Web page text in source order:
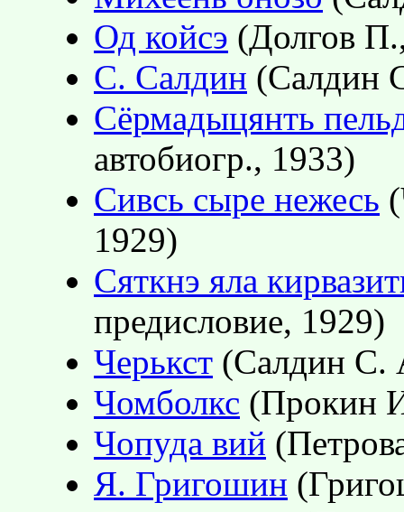
Од койсэ (Долгов
С. Салдин (Салдин
Сёрмадыцянть
автобиогр., 1933)
Сивсь сыре нежесь
1929)
Сяткнэ яла
предисловие, 1929)
Черькст (Салдин С.
Чомболкс (Прокин
Чопуда вий
Я. Григошин